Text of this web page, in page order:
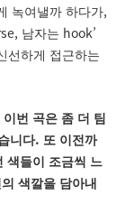
녹여낼까 하다가,
남자는 hook’
선하게 접근하는
이번 곡은 좀 더 팀
니다. 또 이전까
색들이 조금씩 느
색깔을 담아내